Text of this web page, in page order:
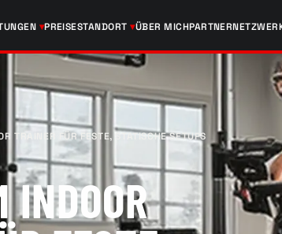
PREISESTANDORT ÜBER MICH
TRAINER FÜR FESTE, STATISCHE SETUPS